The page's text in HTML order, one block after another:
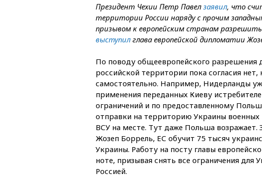
Президент Чехии Петр Павел заявил, что
территории России наряду с прочим
призывом к европейским странам
выступил глава европейской дипломатии
По поводу общеевропейского разрешения
российской территории пока согласия
самостоятельно. Например, Нидерланды
применения переданных Киеву
ограничений и по предоставленному
отправки на территорию Украины
ВСУ на месте. Тут даже Польша возражает.
Жозеп Боррель, ЕС обучит 75 тысяч
Украины. Работу на посту главы
ноте, призывая снять все ограничения для
Россией.